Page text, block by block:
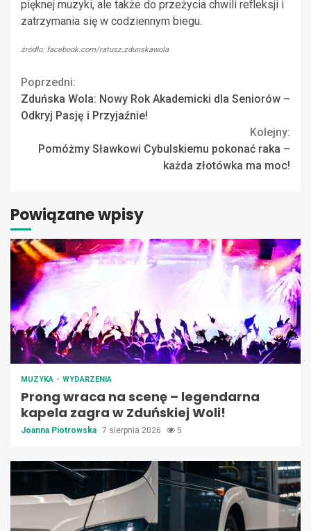
pięknej muzyki, ale także do przeżycia chwili refleksji i
zatrzymania się w codziennym biegu.
źródło: facebook.com/ratusz.zdunskawola
Continue
Reading
Poprzedni:
Zduńska Wola: Nowy Rok Akademicki dla Seniorów –
Odkryj Pasję i Przyjaźnie!
Kolejny:
Pomóżmy Sławkowi Cybulskiemu pokonać raka –
każda złotówka ma moc!
Powiązane wpisy
MUZYKA WYDARZENIA
Prong wraca na scenę – legendarna
kapela zagra w Zduńskiej Woli!
Joanna Piotrowska 7 sierpnia 2026 5